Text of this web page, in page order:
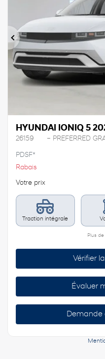
Précédent
HYUNDAI IONIQ 5
26159 – PREFERRED
PDSF*
Rabais
Votre prix
Traction intégrale
Plus
Vérifier
Évaluer
Demande